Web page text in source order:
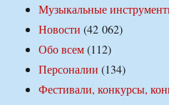
Музыкальные
Новости (42 062)
Обо всем(112)
Персоналии (134)
Фестивали, конкурсы,